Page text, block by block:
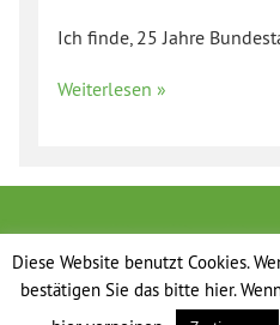
Ich finde, 25 Jahre
Weiterlesen »
Diese Website benutzt Cookies.
bestätigen Sie das bitte hier.